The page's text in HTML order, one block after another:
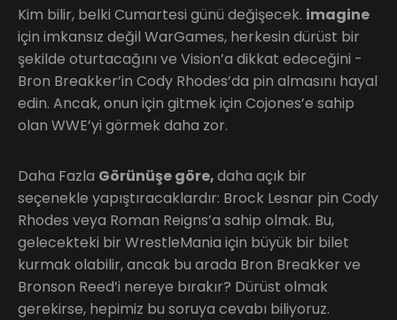
Kim bilir, belki Cumartesi günü değişecek. imagine
için imkansız değil WarGames, herkesin dürüst bir
şekilde oturtacağını ve Vision’a dikkat edeceğini -
Bron Breakker’in Cody Rhodes’da pin almasını hayal
edin. Ancak, onun için gitmek için Cojones’e sahip
olan WWE’yi görmek daha zor.
Daha Fazla Görünüşe göre,daha açık bir
seçenekle yapıştıracaklardır: Brock Lesnar pin Cody
Rhodes veya Roman Reigns’a sahip olmak. Bu,
gelecekteki bir WrestleMania için büyük bir bilet
kurmak olabilir, ancak bu arada Bron Breakker ve
Bronson Reed’i nereye bırakır? Dürüst olmak
gerekirse, hepimiz bu soruya cevabı biliyoruz.